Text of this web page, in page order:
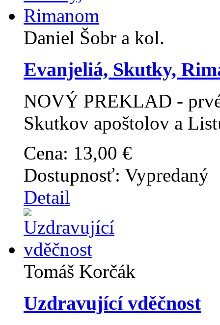
Daniel Šobr a kol.
Evanjeliá, Skutky,
NOVÝ PREKLAD -
Skutkov apoštolov a
Cena: 13,00 €
Dostupnosť: Vypredaný
Detail
Tomáš Korčák
Uzdravující vděčnost